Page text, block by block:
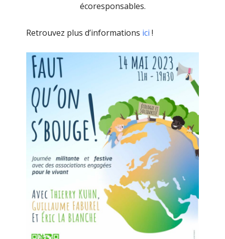
écoresponsables.
Retrouvez plus d’informations ici !